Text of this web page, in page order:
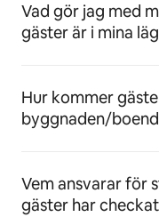
Vad gör jag med
gäster är i mina
Hur kommer
byggnaden/
Vem ansvarar för
gäster har